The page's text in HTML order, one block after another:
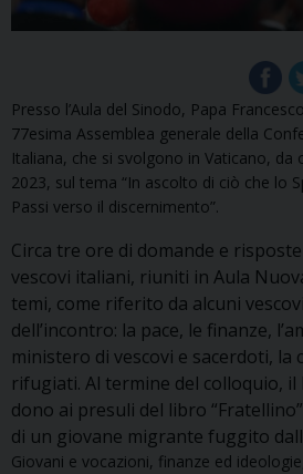
Presso l’Aula del Sinodo, Papa
77esima Assemblea generale della
Italiana, che si svolgono in Vaticano, da
2023, sul tema “In ascolto di ciò che lo
Passi verso il discernimento”.
Circa tre ore di domande e
vescovi italiani, riuniti in Aula
temi, come riferito da alcuni
dell’incontro: la pace, le finanze,
ministero di vescovi e sacerdoti, la
rifugiati. Al termine del colloquio,
dono ai presuli del libro
di un giovane migrante fuggito
Giovani e vocazioni, finanze ed